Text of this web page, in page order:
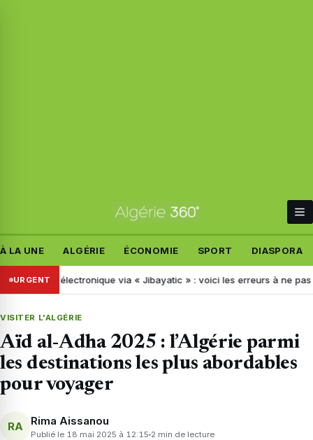
À LA UNE ALGÉRIE ÉCONOMIE SPORT DIASPORA
URGENT
électronique via « Jibayatic » : voici les erreurs à ne pas commettre
VISITER L'ALGÉRIE
Aïd al-Adha 2025 : l’Algérie parmi
les destinations les plus abordables
pour voyager
RA Rima Aissanou
Publié le 18 mai 2025 à 12:15 2 min de lecture